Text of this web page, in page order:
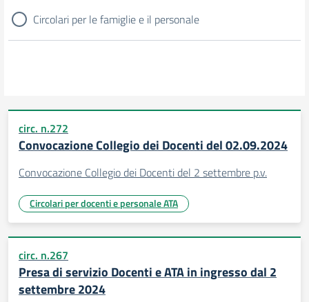
Circolari per le famiglie e il personale
circ. n.272
Convocazione Collegio dei Docenti del 02.09.2024
Convocazione Collegio dei Docenti del 2 settembre p.v.
Circolari per docenti e personale ATA
circ. n.267
Presa di servizio Docenti e ATA in ingresso dal 2
settembre 2024